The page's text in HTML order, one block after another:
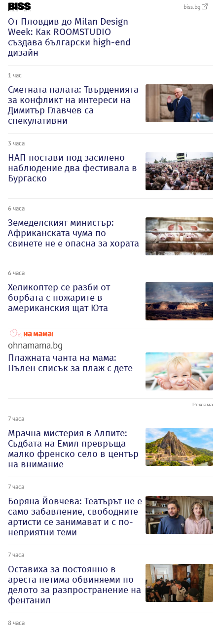
biss.bg
От Пловдив до Milan Design
Week: Как ROOMSTUDIO
създава български high-end
дизайн
1 час
Сметната палата: Твърденията
за конфликт на интереси на
Димитър Главчев са
спекулативни
3 часа
НАП постави под засилено
наблюдение два фестивала в
Бургаско
6 часа
Земеделският министър:
Африканската чума по
свинете не е опасна за хората
6 часа
Хеликоптер се разби от
борбата с пожарите в
американския щат Юта
ohnamama.bg
Плажната чанта на мама:
Пълен списък за плаж с дете
7 часа
Мрачна мистерия в Алпите:
Съдбата на Емил превръща
малко френско село в център
на внимание
7 часа
Боряна Йовчева: Театърът не е
само забавление, свободните
артисти се занимават и с по-
неприятни теми
7 часа
Оставиха за постоянно в
ареста петима обвиняеми по
делото за разпространение на
фентанил
8 часа